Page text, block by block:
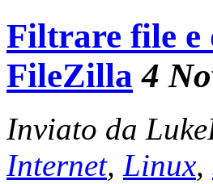
Filtrare file e
FileZilla 4
Inviato da
Internet, Linux,